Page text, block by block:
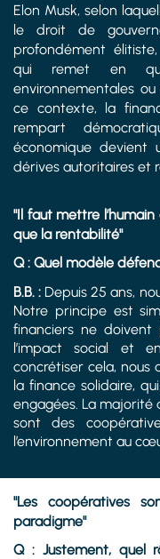
Elon Musk, selon
le droit de
profondément
qui remet en
environnementales
ce contexte, la
rempart
économique devient
dérives autoritaires et
"Il faut mettre
que la rentabilité"
Q : Quel modèle
B.B. : Depuis 25 ans,
Notre principe est
financiers ne doivent
l’impact social et
concrétiser cela, nous
la finance solidaire,
engagées. La majorité
sont des
l’environnement au
"Les coopératives
paradigme"
Q : Justement, quel